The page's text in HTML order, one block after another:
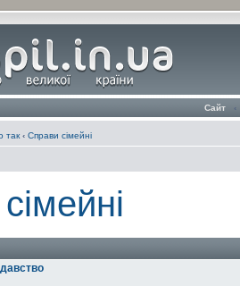
Сайт ‹
так ‹ Справи сімейні